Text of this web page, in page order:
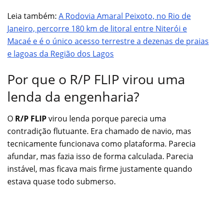
Leia também: A Rodovia Amaral Peixoto, no Rio de
Janeiro, percorre 180 km de litoral entre Niterói e
Macaé e é o único acesso terrestre a dezenas de praias
e lagoas da Região dos Lagos
Por que o R/P FLIP virou uma
lenda da engenharia?
O R/P FLIPvirou lenda porque parecia uma
contradição flutuante. Era chamado de navio, mas
tecnicamente funcionava como plataforma. Parecia
afundar, mas fazia isso de forma calculada. Parecia
instável, mas ficava mais firme justamente quando
estava quase todo submerso.